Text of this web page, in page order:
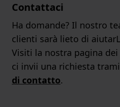
Contattaci
Ha domande? Il nostro
clienti sarà lieto di
Visiti la nostra pagina
ci invii una richiesta
di contatto.